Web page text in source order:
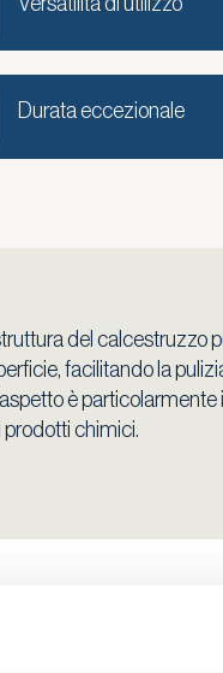
Durata eccezionale
del calcestruzzo
facilitando la
è
prodotti chimici.
fuoco del calcestruzzo
composizione